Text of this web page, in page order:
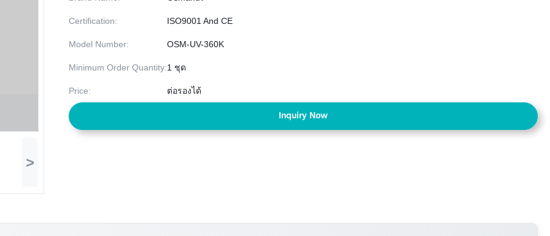
>
Certification: ISO9001 And CE
Model Number: OSM-UV-360K
Minimum Order Quantity:1 ชุด
Price: ต่อรองได้
Inquiry Now